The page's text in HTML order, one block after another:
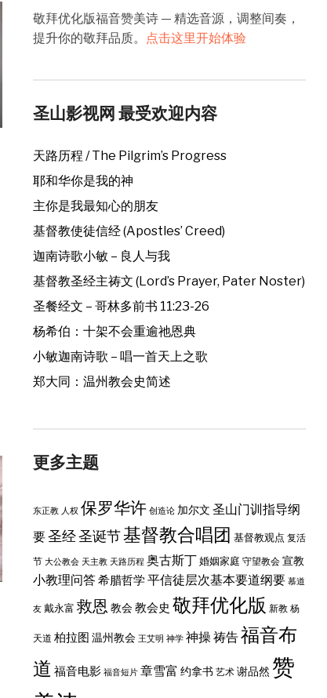
敬拜优化版福音赞美诗 — 精选音源，调整间奏，
提升你的敬拜品质。
点击这里开始体验
圣山影视网 最受欢迎内容
天路历程 / The Pilgrim’s Progress
耶和华你是我的神
主你是我最知心的朋友
基督教使徒信经 (Apostles’ Creed)
迦南诗歌小敏 – 良人与我
基督教圣经主祷文 (Lord’s Prayer, Pater Noster)
圣餐经文 – 哥林多前书 11:23-26
杨希伯：十架不会重逾祂恩典
小敏迦南诗歌 – 唱一首天上之歌
郑大同：温州教会史简述
更多主题
东正教 人权 保罗华许 创造论 加尔文 圣山门训指导纲
要圣经圣诞节基督教合唱团 基督教观点 复活
节 大公教会 天主教 天路历程 奥古斯丁 婚姻家庭 守望教会 宣教
小教理问答希腊哲学平信徒层次基本要道纲要 慕道
友 戴永富 救恩 教会 教会史 敬拜优化版 新教 杨
天道 柏拉图 温州教会 王艾明 神学 神操祷告福音布
道 福音电影 福音短片 章雪富 约拿书 艺术 谢品然 赞